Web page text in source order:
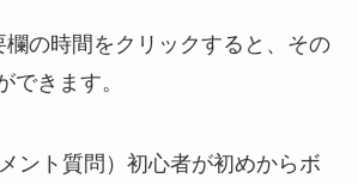
の時間をクリックすると、その
できます。
ント質問）初心者が初めからボ